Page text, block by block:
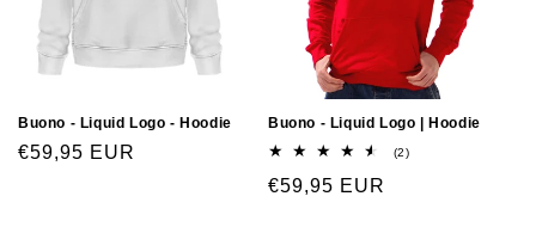
Buono - Liquid Logo - Hoodie
€59,95 EUR
Buono - Liquid Logo | Hoodie
(2)
€59,95 EUR